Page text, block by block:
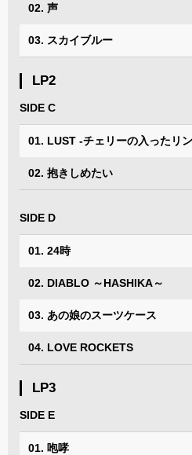
02. 声
03. スカイブルー
LP2
SIDE C
01. LUST -チェリーの入ったリ
02. 抱きしめたい
SIDE D
01. 24時
02. DIABLO ～HASHIKA～
03. あの娘のスーツケース
04. LOVE ROCKETS
LP3
SIDE E
01. 咆哮